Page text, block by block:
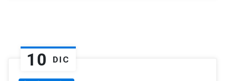
10 DIC